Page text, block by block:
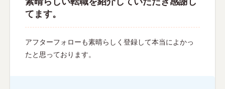
てます。
アフターフォローも素晴らしく登録して本当によかっ
たと思っております。